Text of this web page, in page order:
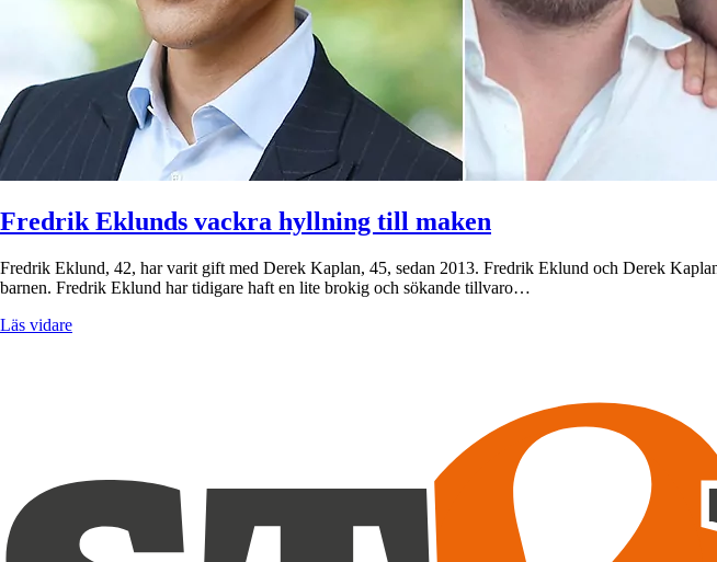
Fredrik Eklunds vackra hyllning till maken
Fredrik Eklund, 42, har varit gift med Derek Kaplan, 45, sedan 2013. Fredrik Eklund och Derek
barnen. Fredrik Eklund har tidigare haft en lite brokig och sökande tillvaro…
Läs vidare